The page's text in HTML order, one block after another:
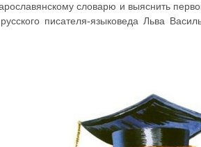
словарю и выяснить
писателя-языковеда Льва